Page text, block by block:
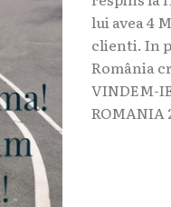
lui avea 4
clienti. In
România
VINDEM-
ROMANIA